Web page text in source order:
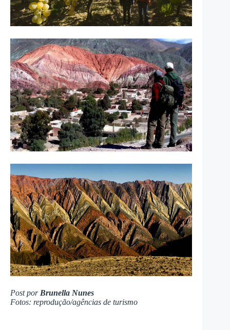
Post por Brunella Nunes
Fotos: reprodução/agências de turismo